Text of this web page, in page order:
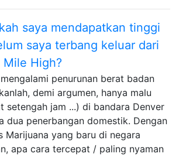
saya mendapatkan tinggi
saya terbang keluar dari
Mile High?
penurunan berat badan
demi argumen, hanya malu
setengah jam ...) di bandara Denver
dua penerbangan domestik. Dengan
Marijuana yang baru di negara
apa cara tercepat / paling nyaman